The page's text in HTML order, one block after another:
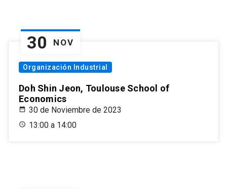
30 NOV
Organización Industrial
Doh Shin Jeon, Toulouse School of
Economics
30 de Noviembre de 2023
13:00 a 14:00